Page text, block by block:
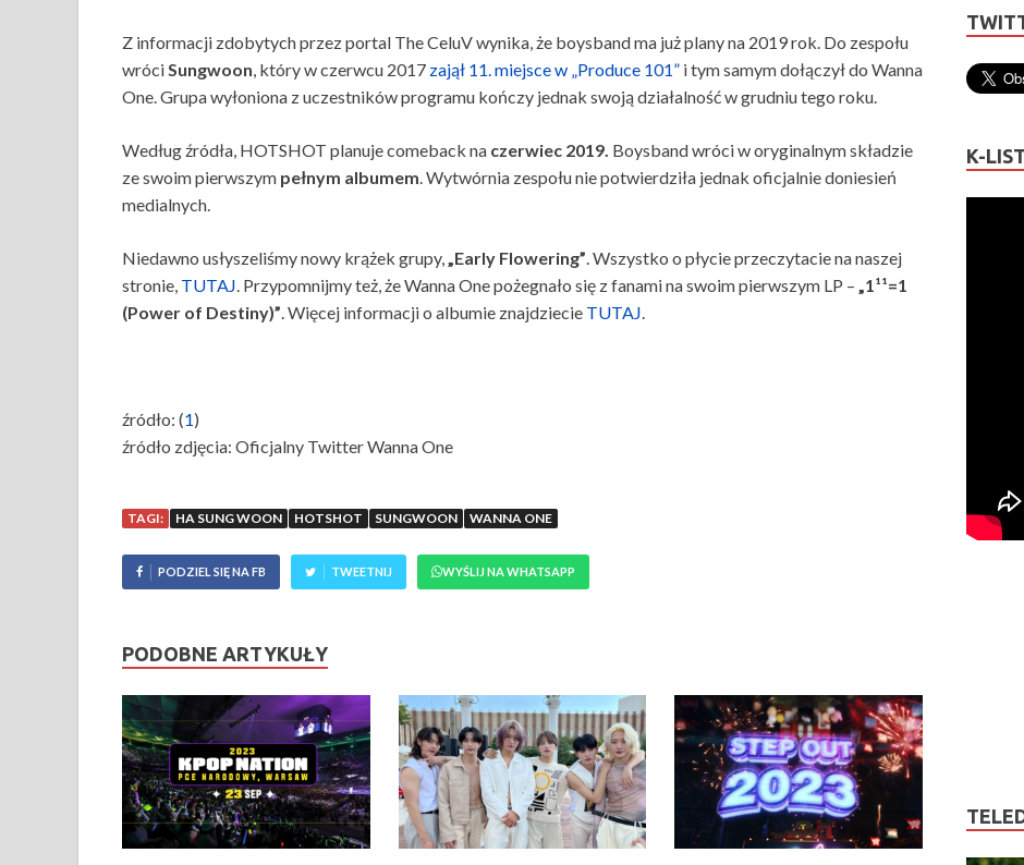
Z informacji zdobytych przez portal The CeluV wynika, że boysband ma już plany na 2019 rok. Do zespołu
wróciSungwoon, który w czerwcu 2017 zajął 11. miejsce w „Produce 101” i tym samym dołączył do Wanna
One. Grupa wyłoniona z uczestników programu kończy jednak swoją działalność w grudniu tego roku.
Według źródła, HOTSHOT planuje comeback na czerwiec 2019. Boysband wróci w oryginalnym składzie
ze swoim pierwszym pełnym albumem. Wytwórnia zespołu nie potwierdziła jednak oficjalnie doniesień
medialnych.
Niedawno usłyszeliśmy nowy krążek grupy,„Early Flowering”. Wszystko o płycie przeczytacie na naszej
stronie, TUTAJ. Przypomnijmy też, że Wanna One pożegnało się z fanami na swoim pierwszym LP – „1¹¹=1
(Power of Destiny)”. Więcej informacji o albumie znajdziecie TUTAJ.
źródło: (1)
źródło zdjęcia: Oficjalny Twitter Wanna One
TAGI: HA SUNG WOON HOTSHOT SUNGWOON WANNA ONE
PODZIEL SIĘ NA FB TWEETNIJ WYŚLIJ NA WHATSAPP
PODOBNE ARTYKUŁY
K-